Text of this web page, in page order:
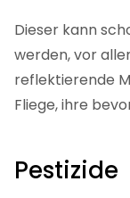
Dieser kann
werden, vor
reflektierende
Fliege, ihre
Pestizide